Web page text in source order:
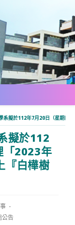
系擬於112年7月20日（星期四
擬於112
「2023年
『白樺樹
公告